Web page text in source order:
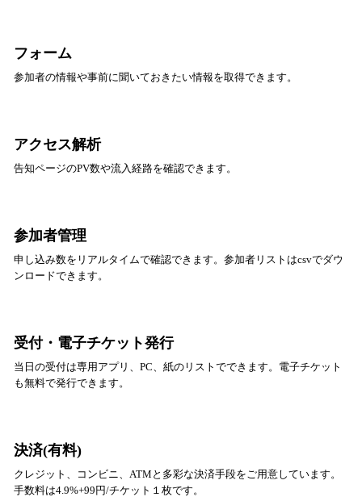
フォーム
参加者の情報や事前に聞いておきたい情報を取得できます。
アクセス解析
告知ページのPV数や流入経路を確認できます。
参加者管理
申し込み数をリアルタイムで確認できます。参加者リストはcsvでダウ
ンロードできます。
受付・電子チケット発行
当日の受付は専用アプリ、PC、紙のリストでできます。電子チケット
も無料で発行できます。
決済(有料)
クレジット、コンビニ、ATMと多彩な決済手段をご用意しています。
手数料は4.9%+99円/チケット１枚です。